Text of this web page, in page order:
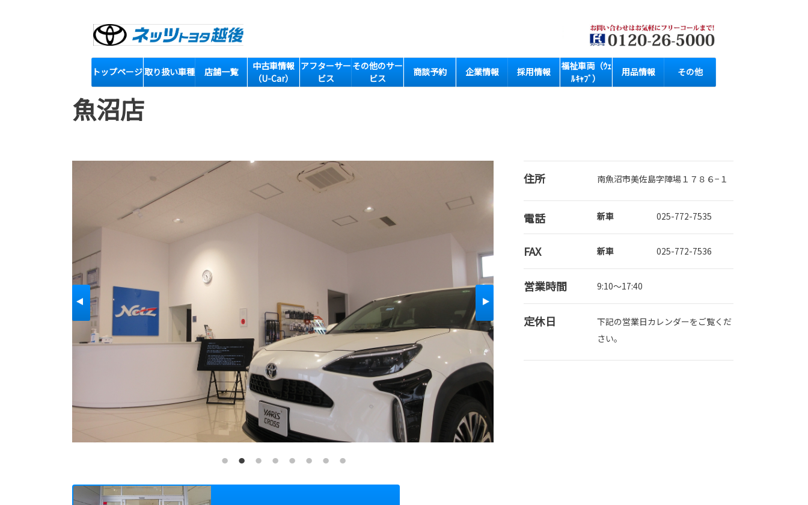
トップページ取り扱い車種 店舗一覧
中古車情報
（U-Car）
アフターサー
ビス
その他のサー
ビス
商談予約 企業情報 採用情報
福祉車両（ｳｪ
ﾙｷｬﾌﾞ）
用品情報 その他
魚沼店
住所 南魚沼市美佐島字陣場１７８６−１
電話 新車 025-772-7535
FAX 新車 025-772-7536
営業時間 9:10～17:40
定休日
下記の営業日カレンダーをご覧くだ
さい。